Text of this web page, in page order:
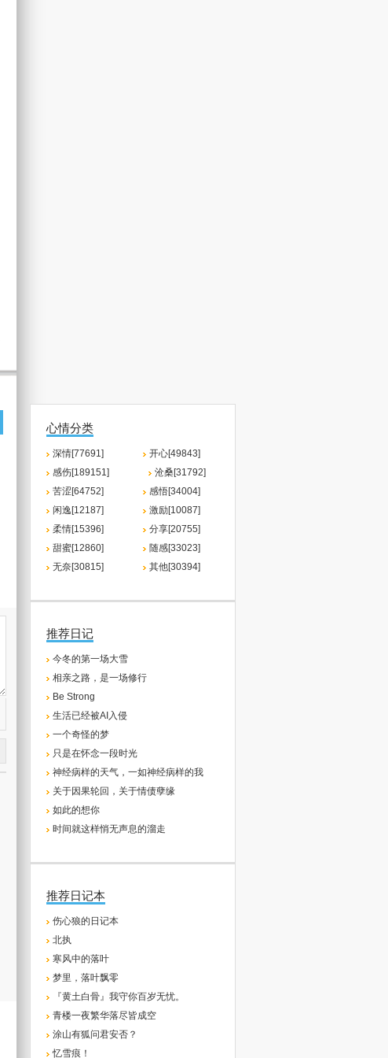
心情分类
深情[77691]
开心[49843]
感伤[189151]
沧桑[31792]
苦涩[64752]
感悟[34004]
闲逸[12187]
激励[10087]
柔情[15396]
分享[20755]
甜蜜[12860]
随感[33023]
无奈[30815]
其他[30394]
推荐日记
今冬的第一场大雪
相亲之路，是一场修行
Be Strong
生活已经被AI入侵
一个奇怪的梦
只是在怀念一段时光
神经病样的天气，一如神经病样的我
关于因果轮回，关于情债孽缘
如此的想你
时间就这样悄无声息的溜走
推荐日记本
伤心狼的日记本
北执
寒风中的落叶
梦里，落叶飘零
『黄土白骨』我守你百岁无忧。
青楼一夜繁华落尽皆成空
涂山有狐问君安否？
忆雪痕！